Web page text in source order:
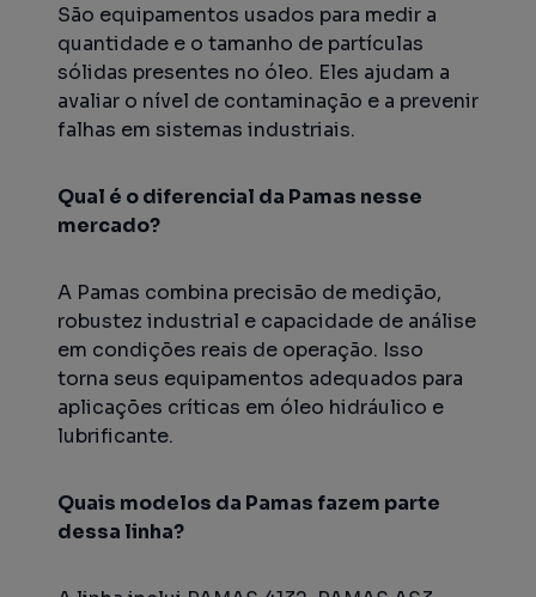
São equipamentos usados para medir a
quantidade e o tamanho de partículas
sólidas presentes no óleo. Eles ajudam a
avaliar o nível de contaminação e a prevenir
falhas em sistemas industriais.
Qual é o diferencial da Pamas nesse
mercado?
A Pamas combina precisão de medição,
robustez industrial e capacidade de análise
em condições reais de operação. Isso
torna seus equipamentos adequados para
aplicações críticas em óleo hidráulico e
lubrificante.
Quais modelos da Pamas fazem parte
dessa linha?